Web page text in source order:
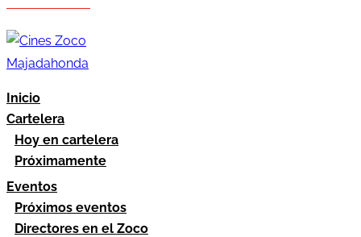
Inicio
Cartelera
Hoy en cartelera
Próximamente
Eventos
Próximos eventos
Directores en el Zoco